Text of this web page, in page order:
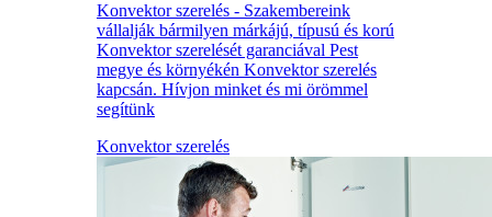
Konvektor szerelés - Szakembereink
vállalják bármilyen márkájú, típusú és korú
Konvektor szerelését garanciával Pest
megye és környékén Konvektor szerelés
kapcsán. Hívjon minket és mi örömmel
segítünk
Konvektor szerelés